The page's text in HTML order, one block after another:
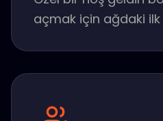
açmak için ağdaki ilk